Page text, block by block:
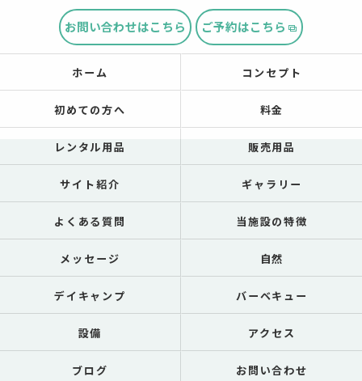
お問い合わせはこちら ご予約はこちら
ホーム コンセプト
初めての方へ 料金
レンタル用品 販売用品
サイト紹介 ギャラリー
よくある質問 当施設の特徴
メッセージ 自然
デイキャンプ バーベキュー
設備 アクセス
ブログ お問い合わせ